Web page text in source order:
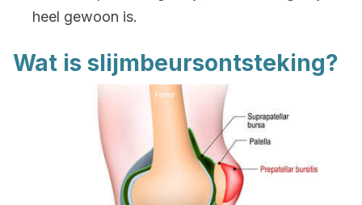
heel gewoon is.
Wat is slijmbeursontsteking?